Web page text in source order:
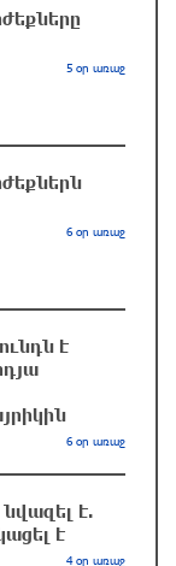
դահլիճի
է
կենտրոն»
վայրկյաններ առաջ
5 օր առաջ
6 օր առաջ
է
6 օր առաջ
է.
է
4 օր առաջ